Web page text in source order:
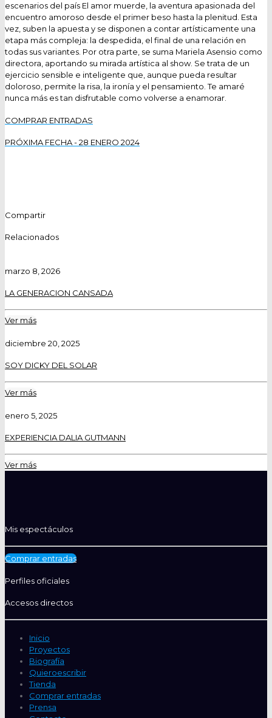
escenarios del país El amor muerde, la aventura apasionada del
encuentro amoroso desde el primer beso hasta la plenitud. Esta
vez, suben la apuesta y se disponen a contar artísticamente una
etapa más compleja: la despedida, el final de una relación en
todas sus variantes. Por otra parte, se suma Mariela Asensio como
directora, aportando su mirada artística al show. Se trata de un
ejercicio sensible e inteligente que, aunque pueda resultar
doloroso, permite la risa, la ironía y el pensamiento. Te amaré
nunca más es tan disfrutable como volverse a enamorar.
COMPRAR ENTRADAS
PRÓXIMA FECHA - 28 ENERO 2024
Compartir
Relacionados
marzo 8, 2026
LA GENERACION CANSADA
Ver más
diciembre 20, 2025
SOY DICKY DEL SOLAR
Ver más
enero 5, 2025
EXPERIENCIA DALIA GUTMANN
Ver más
Mis espectáculos
Comprar entradas
Perfiles oficiales
Accesos directos
Inicio
Proyectos
Biografía
Quieroescribir
Tienda
Comprar entradas
Prensa